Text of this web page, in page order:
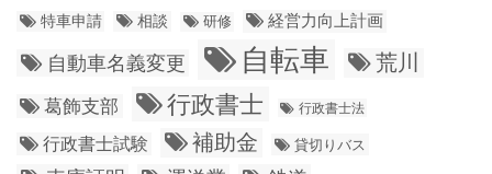
特車申請
相談 研修 経営力向上計画
自動車名義変更 自転車 荒川
葛飾支部 行政書士 行政書士法
行政書士試験 補助金 貸切りバス